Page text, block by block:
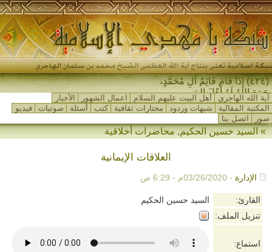
(٤٢٤) إِذَا قَامَ قَائِمُ آلِ مُحَمَّدٍ،
جَمَعَ اللهُ لَهُ أَهْلَ المَشْر_
آية الله الهاجري أهل البيت عليهم السلام اعمال الشهور
الأخبار
المكتبة المقالية
شبهات وردود مختارات ثقافية كتب أسئلة صوتيات
فيديو
صور
اتصل بنا
»السيد حسين الحكيم,محاضرات أخلاقية
العلاقات الإيمانية
الإدارة - 03/26/2020م - 6:29 ص
القارئ:
السيد حسين الحكيم
تنزيل الملف:
استماع: